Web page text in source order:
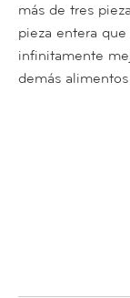
más de tres
pieza entera
infinitamente
demás